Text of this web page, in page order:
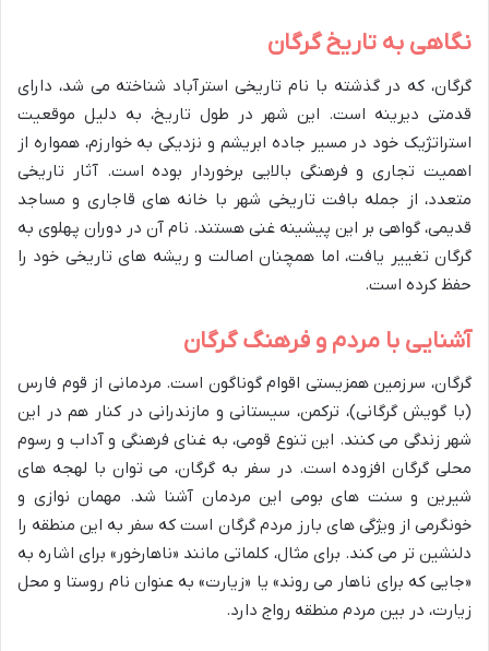
نگاهی به تاریخ گرگان
گرگان، که در گذشته با نام تاریخی استرآباد شناخته می شد، دارای
قدمتی دیرینه است. این شهر در طول تاریخ، به دلیل موقعیت
استراتژیک خود در مسیر جاده ابریشم و نزدیکی به خوارزم، همواره از
اهمیت تجاری و فرهنگی بالایی برخوردار بوده است. آثار تاریخی
متعدد، از جمله بافت تاریخی شهر با خانه های قاجاری و مساجد
قدیمی، گواهی بر این پیشینه غنی هستند. نام آن در دوران پهلوی به
گرگان تغییر یافت، اما همچنان اصالت و ریشه های تاریخی خود را
حفظ کرده است.
آشنایی با مردم و فرهنگ گرگان
گرگان، سرزمین همزیستی اقوام گوناگون است. مردمانی از قوم فارس
(با گویش گرگانی)، ترکمن، سیستانی و مازندرانی در کنار هم در این
شهر زندگی می کنند. این تنوع قومی، به غنای فرهنگی و آداب و رسوم
محلی گرگان افزوده است. در سفر به گرگان، می توان با لهجه های
شیرین و سنت های بومی این مردمان آشنا شد. مهمان نوازی و
خونگرمی از ویژگی های بارز مردم گرگان است که سفر به این منطقه را
دلنشین تر می کند. برای مثال، کلماتی مانند «ناهارخور» برای اشاره به
«جایی که برای ناهار می روند» یا «زیارت» به عنوان نام روستا و محل
زیارت، در بین مردم منطقه رواج دارد.